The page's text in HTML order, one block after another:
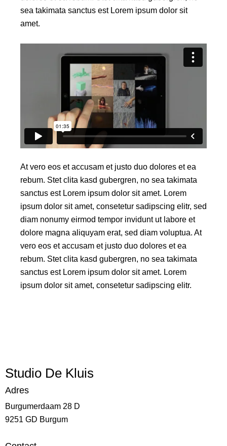
sea takimata sanctus est Lorem ipsum dolor sit
amet.
At vero eos et accusam et justo duo dolores et ea
rebum. Stet clita kasd gubergren, no sea takimata
sanctus est Lorem ipsum dolor sit amet. Lorem
ipsum dolor sit amet, consetetur sadipscing elitr, sed
diam nonumy eirmod tempor invidunt ut labore et
dolore magna aliquyam erat, sed diam voluptua. At
vero eos et accusam et justo duo dolores et ea
rebum. Stet clita kasd gubergren, no sea takimata
sanctus est Lorem ipsum dolor sit amet. Lorem
ipsum dolor sit amet, consetetur sadipscing elitr.
Studio De Kluis
Adres
Burgumerdaam 28 D
9251 GD Burgum